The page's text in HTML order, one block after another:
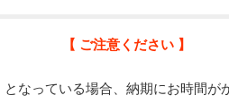
【 ご注意ください 】
なっている場合、納期にお時間